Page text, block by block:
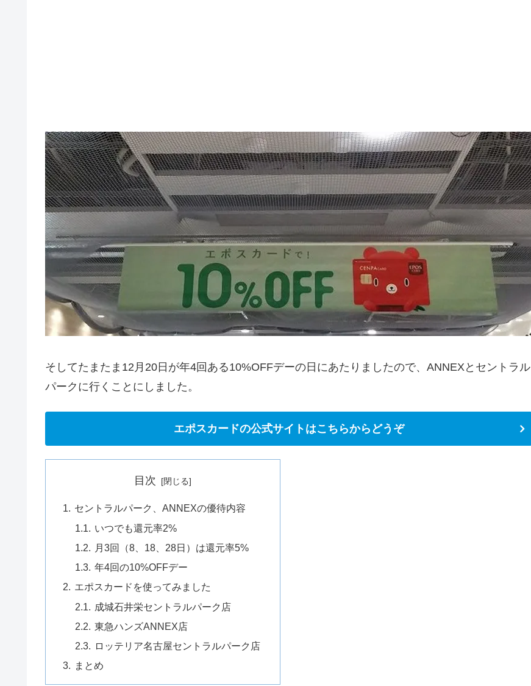
そしてたまたま12月20日が年4回ある10%OFFデーの日にあたりましたので、ANNEXとセントラル
パークに行くことにしました。
エポスカードの公式サイトはこちらからどうぞ
目次
セントラルパーク、ANNEXの優待内容
いつでも還元率2%
月3回（8、18、28日）は還元率5%
年4回の10%OFFデー
エポスカードを使ってみました
成城石井栄セントラルパーク店
東急ハンズANNEX店
ロッテリア名古屋セントラルパーク店
まとめ